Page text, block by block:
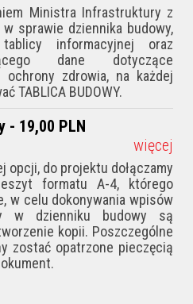
Ministra Infrastruktury z
sprawie dziennika budowy,
informacyjnej oraz
dane dotyczące
zdrowia, na każdej
TABLICA BUDOWY.
- 19,00 PLN
więcej
opcji, do projektu dołączamy
formatu A-4, którego
w celu dokonywania wpisów
w dzienniku budowy są
kopii. Poszczególne
zostać opatrzone pieczęcią